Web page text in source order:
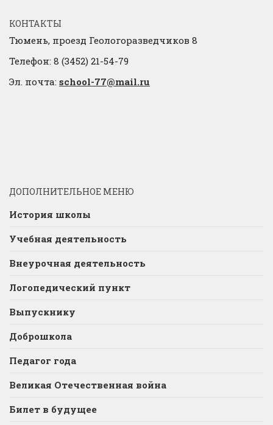
КОНТАКТЫ
Тюмень, проезд Геологоразведчиков 8
Телефон: 8 (3452) 21-54-79
Эл. почта: school-77@mail.ru
ДОПОЛНИТЕЛЬНОЕ МЕНЮ
История школы
Учебная деятельность
Внеурочная деятельность
Логопедический пункт
Выпускнику
Доброшкола
Педагог года
Великая Отечественная война
Билет в будущее